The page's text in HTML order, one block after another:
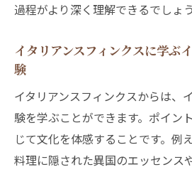
過程がより深く理解できるでしょう
イタリアンスフィンクスに学ぶ
験
イタリアンスフィンクスからは、
験を学ぶことができます。ポイン
じて文化を体感することです。例
料理に隠された異国のエッセンス